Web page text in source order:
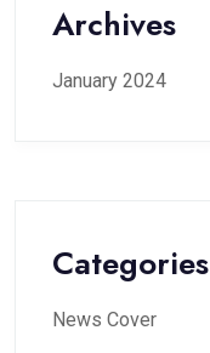
Archives
January 2024
Categories
News Cover